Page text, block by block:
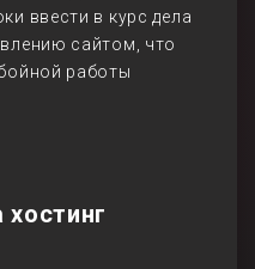
ввести в курс дела
сайтом, что
работы